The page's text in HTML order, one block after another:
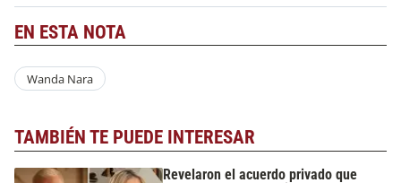
EN ESTA NOTA
Wanda Nara
TAMBIÉN TE PUEDE INTERESAR
Revelaron el acuerdo privado que